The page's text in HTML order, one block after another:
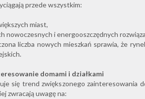
przede wszystkim:
miast,
nowoczesnych i energooszczędnych
liczba nowych mieszkań sprawia, że
domami i działkami
się trend zwiększonego zainteresowania
zwracają uwagę na: